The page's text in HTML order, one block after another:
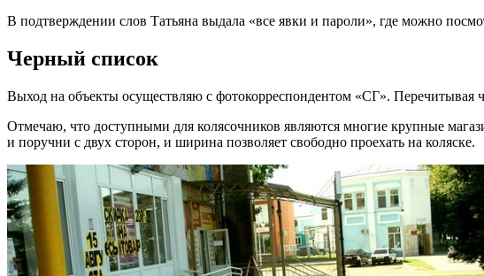
В подтверждении слов Татьяна выдала «все явки и пароли», где можно
Черный список
Выход на объекты осуществляю с фотокорреспондентом «СГ». Перечитывая
Отмечаю, что доступными для колясочников являются многие крупные
и поручни с двух сторон, и ширина позволяет свободно проехать на коляске.